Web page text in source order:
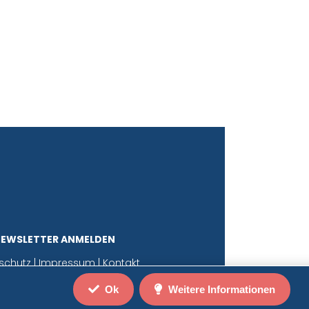
ANMELDEN
|Impressum|Kontakt
Ok Weitere Informationen